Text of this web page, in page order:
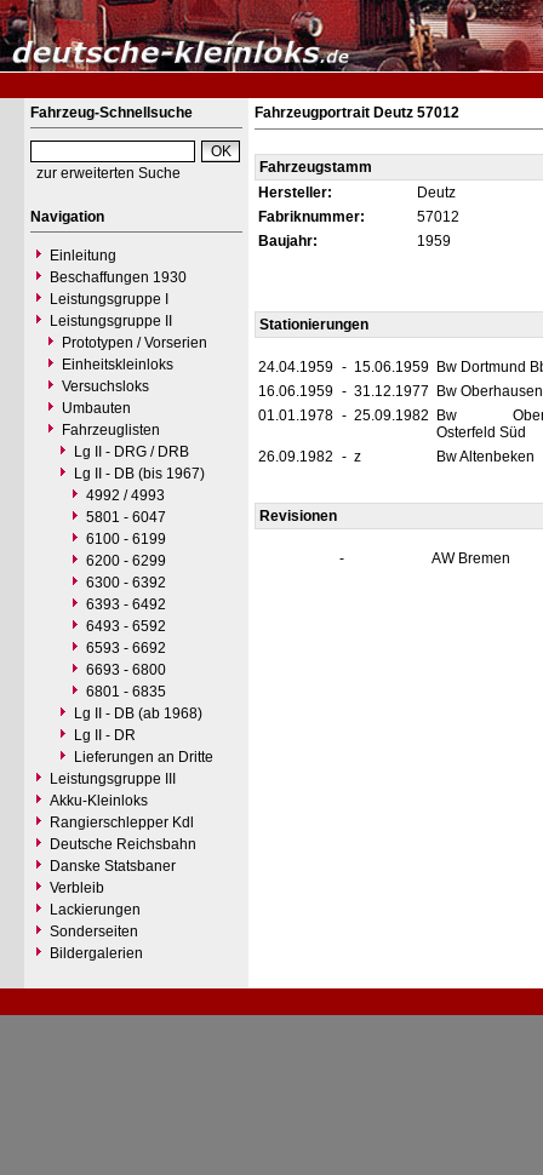
Fahrzeug-Schnellsuche
zur erweiterten Suche
Navigation
Einleitung
Beschaffungen 1930
Leistungsgruppe I
Leistungsgruppe II
Prototypen / Vorserien
Einheitskleinloks
Versuchsloks
Umbauten
Fahrzeuglisten
Lg II - DRG / DRB
Lg II - DB (bis 1967)
4992 / 4993
5801 - 6047
6100 - 6199
6200 - 6299
6300 - 6392
6393 - 6492
6493 - 6592
6593 - 6692
6693 - 6800
6801 - 6835
Lg II - DB (ab 1968)
Lg II - DR
Lieferungen an Dritte
Leistungsgruppe III
Akku-Kleinloks
Rangierschlepper Kdl
Deutsche Reichsbahn
Danske Statsbaner
Verbleib
Lackierungen
Sonderseiten
Bildergalerien
Fahrzeugportrait Deutz 57012
Fahrzeugstamm
Hersteller:
Deutz
Fabriknummer:
57012
Baujahr:
1959
Stationierungen
24.04.1959 - 15.06.1959 Bw Dortmund
16.06.1959 - 31.12.1977
Bw
01.01.1978 - 25.09.1982
Bw
Osterfeld Süd
26.09.1982 - z Bw Altenbeken
Revisionen
- AW Bremen